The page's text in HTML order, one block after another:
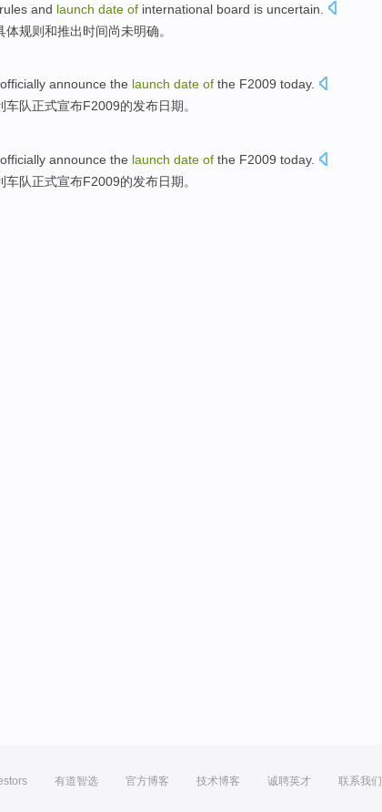
rules and launch date of international board is uncertain
体规则和推出时间尚未明确。
officially announce the launch date of the F2009 today.
车队正式宣布F2009的发布日期。
officially announce the launch date of the F2009 today.
车队正式宣布F2009的发布日期。
有道智选 官方博客 技术博客 诚聘英才 联系我们